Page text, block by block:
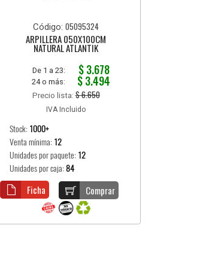
Código:05095324
ARPILLERA 050X100CM
NATURAL ATLANTIK
De 1 a 23: $ 3.678
24 o más: $ 3.494
Precio lista:$ 6.650
IVA Incluido
Stock: 1000+
Venta mínima: 12
Unidades por paquete: 12
Unidades por caja:84
Comprar
Ficha